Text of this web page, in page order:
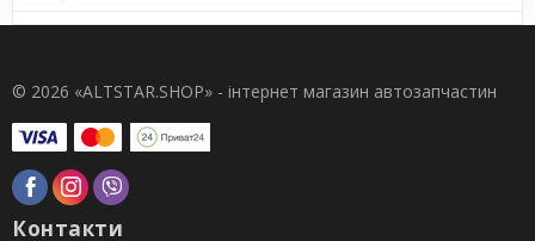
© 2026 «ALTSTAR.SHOP» - інтернет магазин автозапчастин
Контакти